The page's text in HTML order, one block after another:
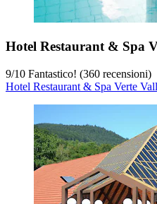
Hotel Restaurant & Spa
9/10 Fantastico! (360 recensioni)
Hotel Restaurant & Spa Verte